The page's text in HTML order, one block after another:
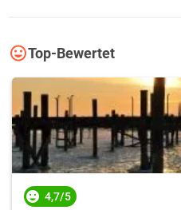
Top-Bewertet
4,7/5